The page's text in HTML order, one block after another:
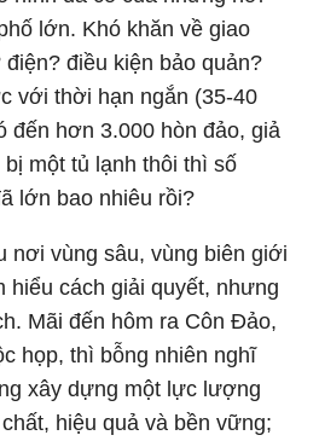
lớn. Khó khăn về giao
điều kiện bảo quản?
với thời hạn ngắn (35-40
đến hơn 3.000 hòn đảo, giả
một tủ lạnh thôi thì số
lớn bao nhiêu rồi?
nơi vùng sâu, vùng biên giới
hiểu cách giải quyết, nhưng
Mãi đến hôm ra Côn Đảo,
họp, thì bỗng nhiên nghĩ
xây dựng một lực lượng
hiệu quả và bền vững;